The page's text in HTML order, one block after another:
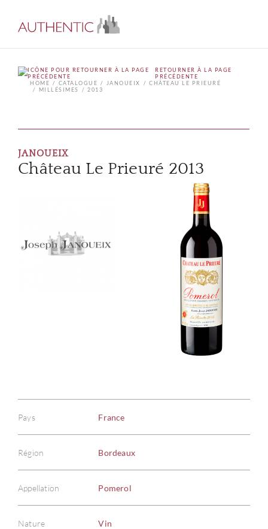
RETOURNER À LA PAGE
PRÉCÉDENTE
HOME
CATALOGUE JANOUEIX
CHÂTEAU LE PRIEURÉ
MILLÉSIMES
2013
JANOUEIX
Château Le Prieuré 2013
Pays France
Région Bordeaux
Appellation Pomerol
Nature Vin